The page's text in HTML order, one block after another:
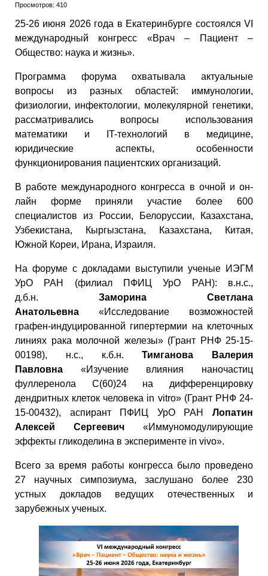
Просмотров: 410
25-26 июня 2026 года в Екатеринбурге состоялся VI
международный конгресс «Врач – Пациент –
Общество: наука и жизнь».
Программа форума охватывала актуальные
вопросы из разных областей: иммунологии,
физиологии, инфектологии, молекулярной генетики,
рассматривались вопросы использования
математики и IT-технологий в медицине,
юридические аспекты, особенности
функционирования пациентских организаций.
В работе международного конгресса в очной и он-
лайн форме приняли участие более 600
специалистов из России, Белоруссии, Казахстана,
Узбекистана, Кыргызстана, Казахстана, Китая,
Южной Кореи, Ирана, Израиля.
На форуме с докладами выступили ученые ИЭГМ
УрО РАН (филиал ПФИЦ УрО РАН): в.н.с.,
д.б.н. Заморина Светлана
Анатольевна «Исследование возможностей
графен-индуцированной гипертермии на клеточных
линиях рака молочной железы» (Грант РНФ 25-15-
00198), н.с., к.б.н.Тимганова Валерия
Павловна «Изучение влияния наночастиц
фуллеренола С(60)24 на дифференцировку
дендритных клеток человека in vitro» (Грант РНФ 24-
15-00432), аспирант ПФИЦ УрО РАН Лопатин
Алексей Сергеевич «Иммуномодулирующие
эффекты гликоделина в эксперименте in vivo».
Всего за время работы конгресса было проведено
27 научных симпозиума, заслушано более 230
устных докладов ведущих отечественных и
зарубежных ученых.